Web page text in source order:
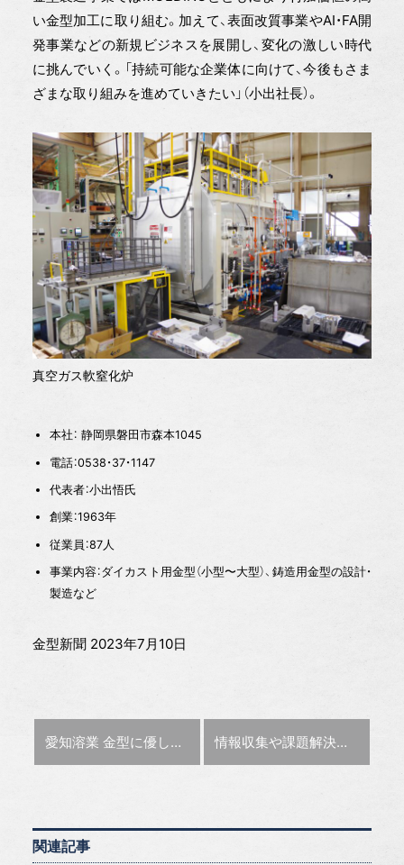
い金型加工に取り組む。加えて、表面改質事業やAI・FA開
発事業などの新規ビジネスを展開し、変化の激しい時代
に挑んでいく。「持続可能な企業体に向けて、今後もさま
ざまな取り組みを進めていきたい」（小出社長）。
真空ガス軟窒化炉
本社： 静岡県磐田市森本1045
電話：0538・37・1147
代表者：小出悟氏
創業：1963年
従業員：87人
事業内容：ダイカスト用金型（小型〜大型）、鋳造用金型の設計・
製造など
金型新聞 2023年7月10日
前の記事 :
愛知溶業 金型に優しい溶接修理【金型応援隊】 次の記事 :
情報収集や課題解決の場に 砥粒加工学会 会長インタビュー
関連記事